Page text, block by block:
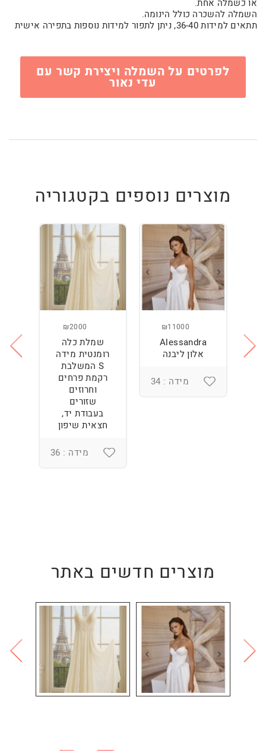
או כשמלה אחת.
השמלה להשכרה כולל הינומה.
תתאים למידות 36-40, ניתן לתפור למידות נוספות בתפירה אישית
לפרטים על השמלה ויצירת קשר עם
עדי נאור
מוצרים נוספים בקטגוריה
₪11000
Alessandra
אלון ליבנה
מידה : 34
₪2000
שמלת כלה
רומנטית מידה
S המשלבת
רקמת פרחים
וחרוזים
שזורים
בעבודת יד,
חצאית שיפון
מידה : 36
מוצרים חדשים באתר